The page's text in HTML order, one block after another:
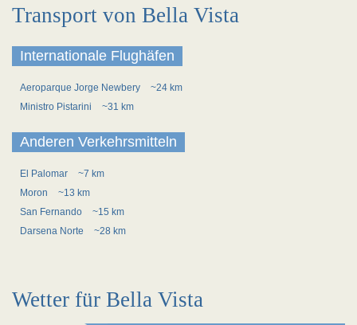
Transport von Bella Vista
Internationale Flughäfen
Aeroparque Jorge Newbery
~24 km
Ministro Pistarini
~31 km
Anderen Verkehrsmitteln
El Palomar
~7 km
Moron
~13 km
San Fernando
~15 km
Darsena Norte
~28 km
Wetter für Bella Vista